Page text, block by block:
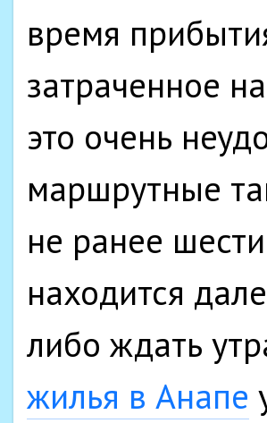
время
затраченное
это очень
маршрутные
не ранее
находится
либо ждать
жилья в Анапе